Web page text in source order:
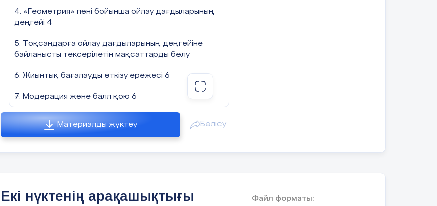
минут
тапсырмасы
сызылған көпбұрыштың ауданы 32 см
табыңдар.
2- тапсырма.
Үшбұрыштың қабырғалары 5, 5, 8. Оған сырттай сызылған шеңбердің
радуисын табыңдар.
3- тапсырма.
Радиусы 3 дм шеңберге
сырттай сызылған көпбұрыштың ауданы
табады
2018-2019 оқу жылы
№ тапсырма
4. «Геометрия» пәні бойынша ойлау дағдыларының
деңгейі 4
5. Тоқсандарға ойлау дағдыларының деңгейіне
байланысты тексерілетін мақсаттарды бөлу
6. Жиынтық бағалауды өткізу ережесі 6
7. Модерация және балл қою 6
1-ТОҚСАН БОЙЫНША ЖИЫНТЫҚ БАҒАЛАУ
СПЕЦИФИКАЦИЯСЫ 7
СПЕЦИФИКАЦИЯСЫ 17
Материалды жүктеу Бөлісу
Екі нүктенің арақашықтығы Файл форматы: